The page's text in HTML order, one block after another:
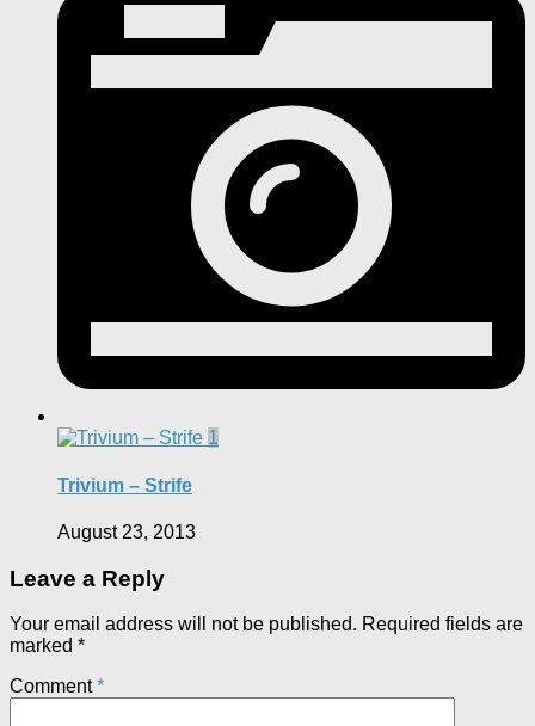
1
Trivium – Strife
August 23, 2013
Leave a Reply
Your email address will not be published. Required fields are
marked *
Comment*